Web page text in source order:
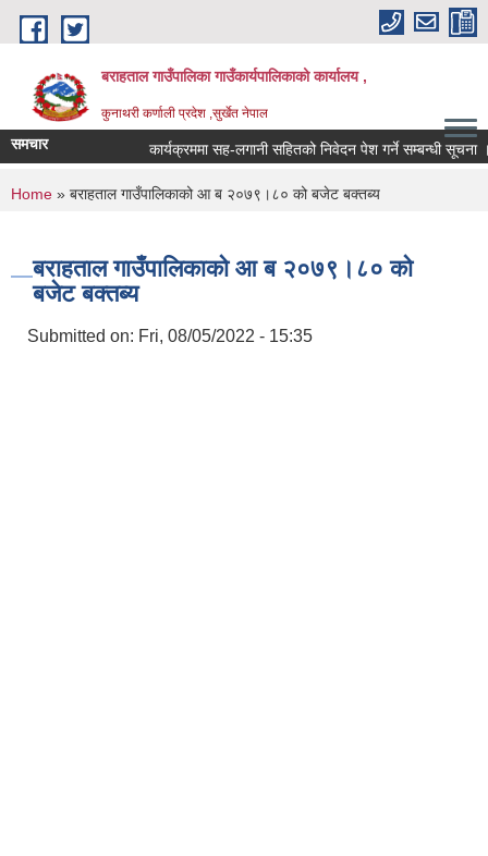
Skip to main content
बराहताल गाउँपालिका गाउँकार्यपालिकाको कार्यालय ,
कुनाथरी कर्णाली प्रदेश ,सुर्खेत नेपाल
समचार कार्यक्रममा सह-लगानी सहितको निवेदन पेश गर्ने सम्बन्धी सूचना ।।।
You are here
Home » बराहताल गाउँपालिकाको आ ब २०७९।८० को बजेट बक्तब्य
बराहताल गाउँपालिकाको आ ब २०७९।८० को
बजेट बक्तब्य
Submitted on: Fri, 08/05/2022 - 15:35